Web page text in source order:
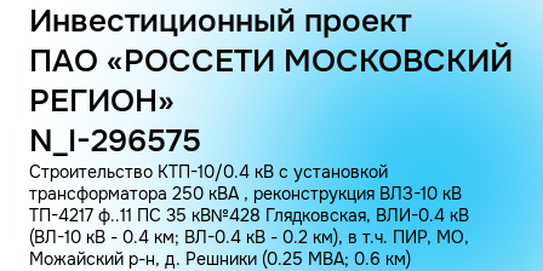
Инвестиционный проект
ПАО «РОССЕТИ МОСКОВСКИЙ
РЕГИОН»
N_I-296575
Строительство КТП-10/0.4 кВ с установкой
трансформатора 250 кВА , реконструкция ВЛЗ-10 кВ
ТП-4217 ф..11 ПС 35 кВ№428 Глядковская, ВЛИ-0.4 кВ
(ВЛ-10 кВ - 0.4 км; ВЛ-0.4 кВ - 0.2 км), в т.ч. ПИР, МО,
Можайский р-н, д. Решники (0.25 МВА; 0.6 км)